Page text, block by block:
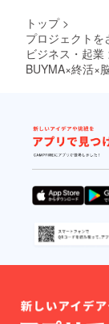
トップ >
プロジェクトを
ビジネス・起業
BUYMA×終活×